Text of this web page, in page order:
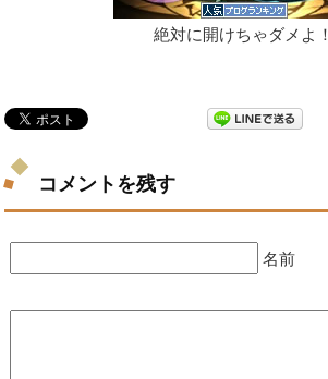
絶対に開けちゃダメよ！
コメントを残す
名前